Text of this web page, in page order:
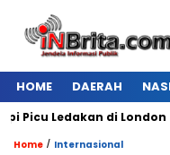
HOME DAERAH
Ledakan di London
Home / Internasional